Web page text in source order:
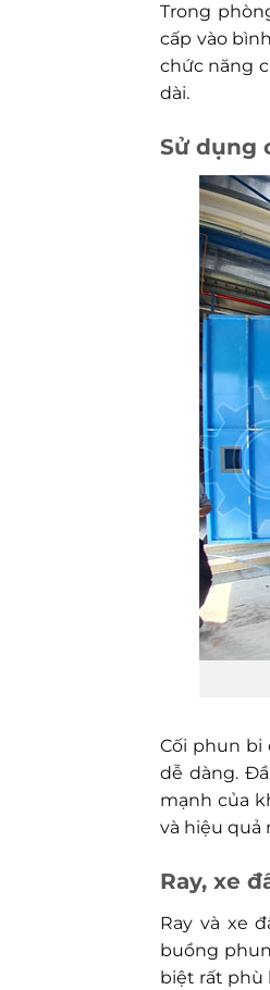
Trong
cấp vào
chức năng
dài.
Sử dụng
Cối phun bi
dễ dàng.
mạnh của
và hiệu quả
Ray, xe
Ray và xe
buồng
biệt rất phù